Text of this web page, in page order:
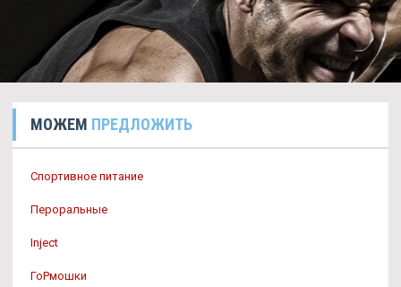
МОЖЕМ ПРЕДЛОЖИТЬ
Спортивное питание
Пероральные
Inject
ГоРмошки